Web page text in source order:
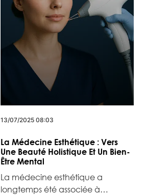
13/07/2025 08:03
La Médecine Esthétique : Vers
Une Beauté Holistique Et Un Bien-
Être Mental
La médecine esthétique a
longtemps été associée à…